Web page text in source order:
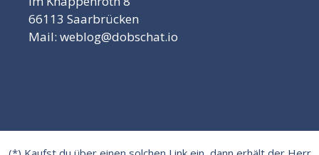
66113 Saarbrücken
Mail: weblog@dobschat.io